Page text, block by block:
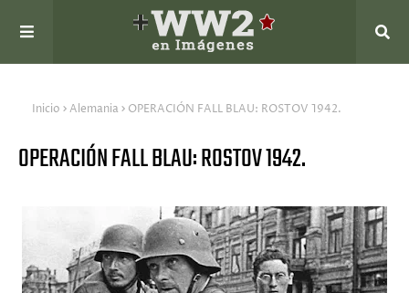
Inicio Alemania OPERACIÓN FALL BLAU: ROSTOV 1942.
OPERACIÓN FALL BLAU: ROSTOV 1942.